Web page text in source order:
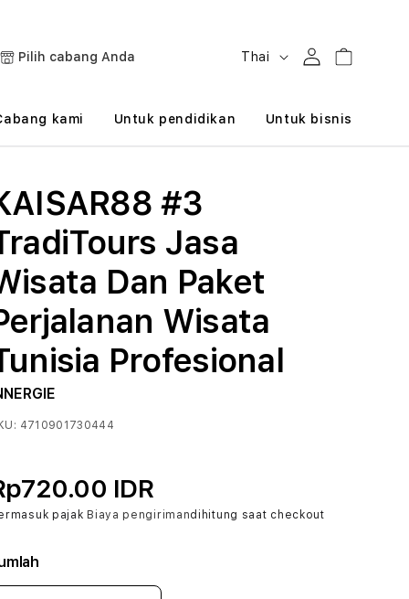
Pilih cabang Anda
B
h
Thai MasukKeranjang
kami Untuk pendidikan Untuk bisnis
#3
Jasa
Dan Paket
Wisata
Profesional
4710901730444
IDR
pajak Biaya pengirimandihitung saat checkout